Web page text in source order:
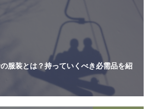
服装とは？持っていくべき必需品を紹